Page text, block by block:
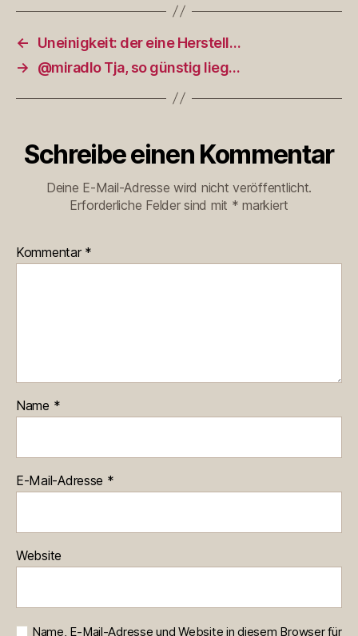
←
Uneinigkeit: der eine Herstell…
→
@miradlo Tja, so günstig lieg…
Schreibe einen Kommentar
Deine E-Mail-Adresse wird nicht veröffentlicht.
Erforderliche Felder sind mit * markiert
Kommentar *
Name *
E-Mail-Adresse *
Website
Name, E-Mail-Adresse und Website in diesem Browser für